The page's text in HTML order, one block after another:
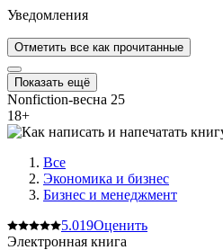
Уведомления
Отметить все как прочитанные
Показать ещё
Nonfiction-весна 25
18+
Все
Экономика и бизнес
Бизнес и менеджмент
5.019Оценить
Электронная книга